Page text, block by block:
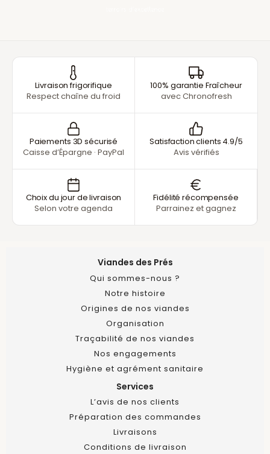
Livraison frigorifique
Respect chaîne du froid
100% garantie Fraîcheur
avec Chronofresh
Paiements 3D sécurisé
Caisse d’Épargne · PayPal
Satisfaction clients 4.9/5
Avis vérifiés
Choix du jour de livraison
Selon votre agenda
Fidélité récompensée
Parrainez et gagnez
Viandes des Prés
Qui sommes-nous ?
Notre histoire
Origines de nos viandes
Organisation
Traçabilité de nos viandes
Nos engagements
Hygiène et agrément sanitaire
Services
L’avis de nos clients
Préparation des commandes
Livraisons
Conditions de livraison